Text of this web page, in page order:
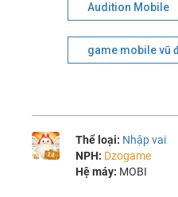
Audition Mobile
game mobile vũ
Thể loại: Nhập vai
NPH: Dzogame
Hệ máy: MOBI